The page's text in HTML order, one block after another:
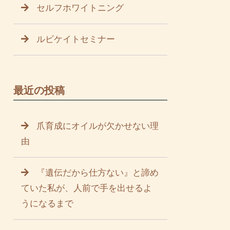
セルフホワイトニング
ルビケイトセミナー
最近の投稿
爪育成にオイルが欠かせない理
由
『遺伝だから仕方ない』と諦め
ていた私が、人前で手を出せるよ
うになるまで